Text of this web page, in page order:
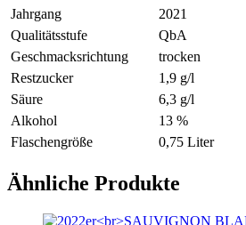
Jahrgang
2021
Qualitätsstufe
QbA
Geschmacksrichtung
trocken
Restzucker
1,9 g/l
Säure
6,3 g/l
Alkohol
13 %
Flaschengröße
0,75 Liter
Ähnliche Produkte